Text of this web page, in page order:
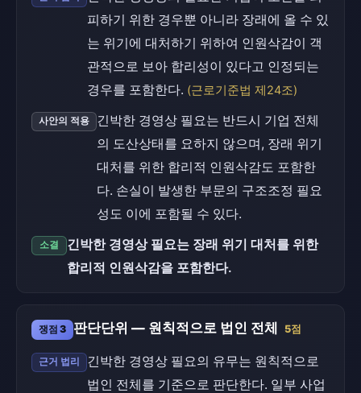
피하기 위한 경우뿐 아니라 장래에 올 수 있
는 위기에 대처하기 위하여 인원삭감이 객
관적으로 보아 합리성이 있다고 인정되는
경우를 포함한다. (근로기준법 제24조)
사안의 적용
긴박한 경영상 필요는 반드시 기업 전체
의 도산상태를 요하지 않으며, 장래 위기
대처를 위한 합리적 인원삭감도 포함한
다. 손실이 발생한 부문의 구조조정 필요
성도 이에 포함될 수 있다.
소결
긴박한 경영상 필요는 장래 위기 대처를 위한
합리적 인원삭감을 포함한다.
쟁점 3 판단단위 — 원칙적으로 법인 전체 5점
근거 법리
긴박한 경영상 필요의 유무는 원칙적으로
법인 전체를 기준으로 판단한다. 일부 사업